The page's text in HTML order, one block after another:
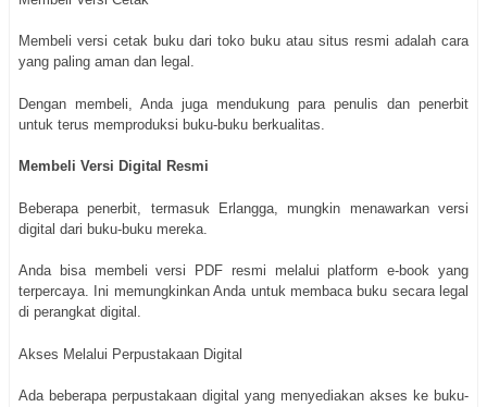
Membeli versi cetak buku dari toko buku atau situs resmi adalah cara
yang paling aman dan legal.
Dengan membeli, Anda juga mendukung para penulis dan penerbit
untuk terus memproduksi buku-buku berkualitas.
Membeli Versi Digital Resmi
Beberapa penerbit, termasuk Erlangga, mungkin menawarkan versi
digital dari buku-buku mereka.
Anda bisa membeli versi PDF resmi melalui platform e-book yang
terpercaya. Ini memungkinkan Anda untuk membaca buku secara legal
di perangkat digital.
Akses Melalui Perpustakaan Digital
Ada beberapa perpustakaan digital yang menyediakan akses ke buku-